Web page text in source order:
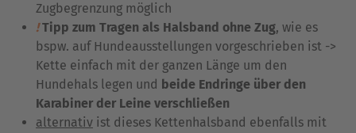
Zugbegrenzung möglich
!Tipp zum Tragen als Halsband ohne Zug, wie es
bspw. auf Hundeausstellungen vorgeschrieben ist ->
Kette einfach mit der ganzen Länge um den
Hundehals legen und beide Endringe über den
Karabiner der Leine verschließen
alternativ ist dieses Kettenhalsband ebenfalls mit